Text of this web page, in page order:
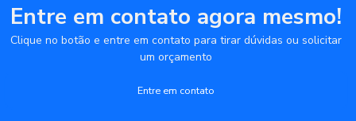
Entre em contato agora mesmo!
Clique no botão e entre em contato para tirar dúvidas ou solicitar
um orçamento
Entre em contato